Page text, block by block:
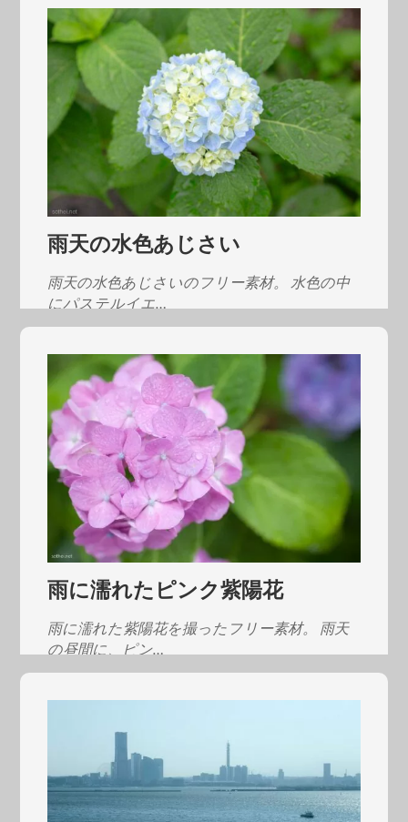
雨天の水色あじさい
雨天の水色あじさいのフリー素材。 水色の中
にパステルイエ…
雨に濡れたピンク紫陽花
雨に濡れた紫陽花を撮ったフリー素材。 雨天
の昼間に、ピン…